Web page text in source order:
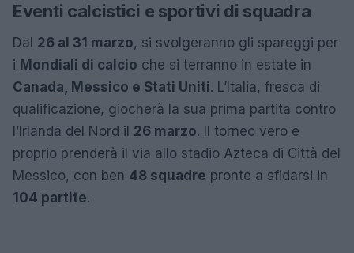
Eventi calcistici e sportivi di squadra
Dal 26 al 31 marzo, si svolgeranno gli spareggi per
i Mondiali di calcio che si terranno in estate in
Canada, Messico e Stati Uniti. L’Italia, fresca di
qualificazione, giocherà la sua prima partita contro
l’Irlanda del Nord il 26 marzo. Il torneo vero e
proprio prenderà il via allo stadio Azteca di Città del
Messico, con ben 48 squadre pronte a sfidarsi in
104 partite.